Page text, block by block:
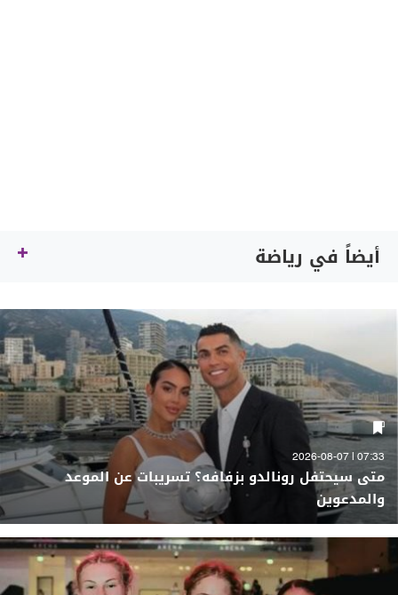
أيضاً في رياضة
07:33 | 2026-08-07
متى سيحتفل رونالدو بزفافه؟ تسريبات عن الموعد
والمدعوين